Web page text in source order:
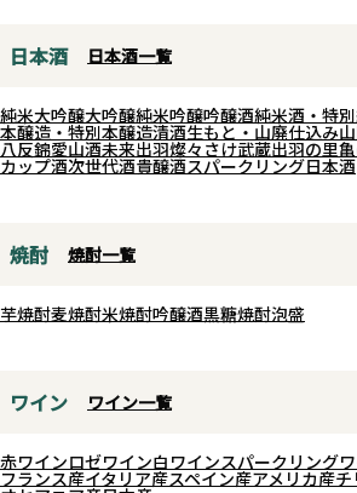
その味わいを端的に物語ります。
りが重なります。そしてスッと美
しく引く辛口のキレが後味をまと
脂ののったマグロやブリ、アジフ
物のゴマサバまで、素材の風味を
な樽香が
月と新月
日本酒 日本酒一覧
純米大吟醸大吟醸純米吟醸吟醸酒純米酒・特
本醸造・特別本醸造清酒生もと・山廃仕込み
八反錦愛山酒未来出羽燦々 さけ武蔵出羽の里
カップ酒次世代酒貴醸酒スパークリング日本酒
焼酎 焼酎一覧
芋焼酎麦焼酎米焼酎吟醸酒黒糖焼酎泡盛
ワイン ワイン一覧
赤ワインロゼワイン白ワインスパークリング
フランス産イタリア産スペイン産アメリカ産